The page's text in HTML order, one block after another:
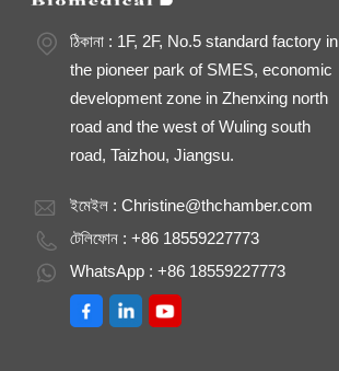
ঠিকানা : 1F, 2F, No.5 standard factory in
the pioneer park of SMES, economic
development zone in Zhenxing north
road and the west of Wuling south
road, Taizhou, Jiangsu.
ইমেইল :Christine@thchamber.com
টেলিফোন : +86 18559227773
WhatsApp : +86 18559227773